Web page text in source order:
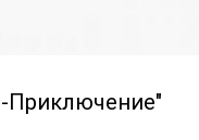
Приключение"